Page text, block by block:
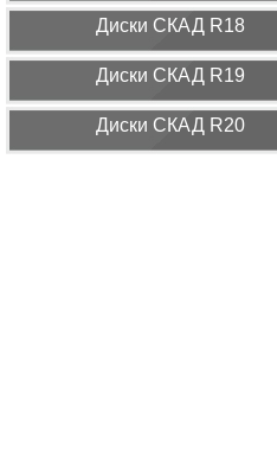
Диcки СКАД R18
Диcки СКАД R19
Диcки СКАД R20